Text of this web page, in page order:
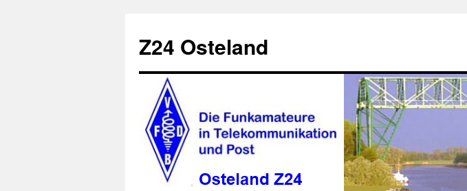
springen
Z24 Osteland